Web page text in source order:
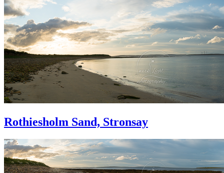
Rothiesholm Sand, Stronsay